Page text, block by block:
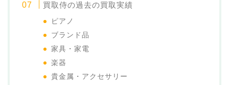
買取侍の過去の買取実績
ピアノ
ブランド品
家具・家電
楽器
貴金属・アクセサリー